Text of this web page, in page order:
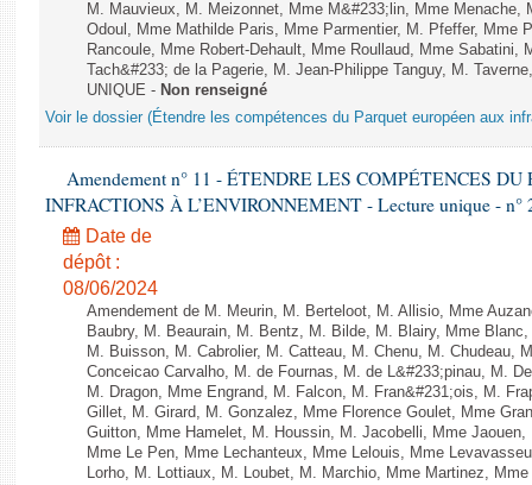
M. Mauvieux, M. Meizonnet, Mme M&#233;lin, Mme Menache,
Odoul, Mme Mathilde Paris, Mme Parmentier, M. Pfeffer, Mme
Rancoule, Mme Robert-Dehault, Mme Roullaud, Mme
Tach&#233; de la Pagerie, M. Jean-Philippe Tanguy, M.
UNIQUE - Non renseigné
Voir le dossier (Étendre les compétences du Parquet européen aux
Amendement n° 11 - ÉTENDRE LES COMPÉTENCES
INFRACTIONS À L’ENVIRONNEMENT - Lecture unique - n°
Date de
dépôt :
08/06/2024
Amendement de M. Meurin, M. Berteloot, M. Allisio, Mme
Baubry, M. Beaurain, M. Bentz, M. Bilde, M. Blairy, Mme
M. Buisson, M. Cabrolier, M. Catteau, M. Chenu, M. Chudeau,
Conceicao Carvalho, M. de Fournas, M. de L&#233;pinau, M.
M. Dragon, Mme Engrand, M. Falcon, M. Fran&#231;ois, M.
Gillet, M. Girard, M. Gonzalez, Mme Florence Goulet, Mme
Guitton, Mme Hamelet, M. Houssin, M. Jacobelli, Mme
Mme Le Pen, Mme Lechanteux, Mme Lelouis, Mme
Lorho, M. Lottiaux, M. Loubet, M. Marchio, Mme Martinez,